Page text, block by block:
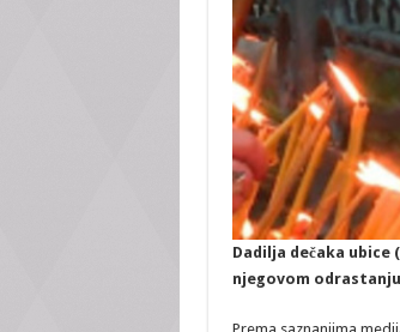
Dadilja dečaka ubice
njegovom
Prema saznanjima